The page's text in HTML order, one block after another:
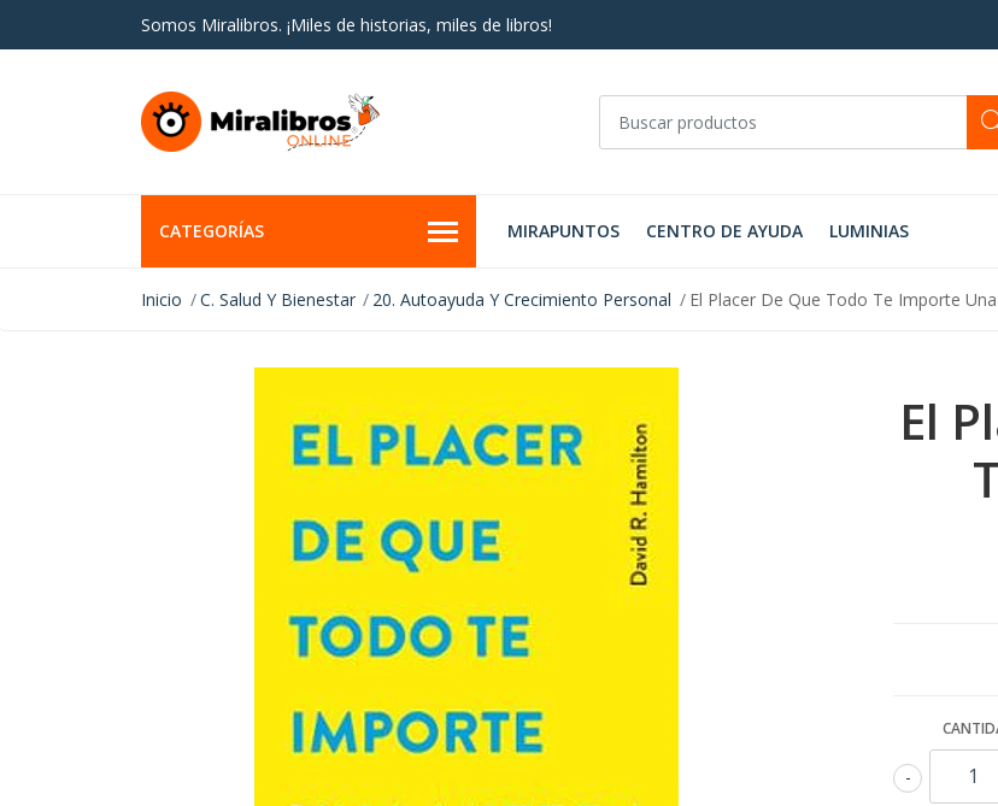
Somos Miralibros. ¡Miles de historias, miles de libros!
CATEGORÍAS MIRAPUNTOS CENTRO DE AYUDA LUMINIAS
Inicio C. Salud Y Bienestar 20. Autoayuda Y Crecimiento Personal El Placer De Que Todo Te Importe
El
-